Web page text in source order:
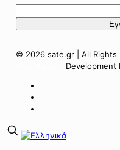
© 2026 sate.gr | All Rights
Development